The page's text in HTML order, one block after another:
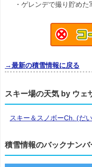
・ゲレンデで撮り貯め
→最新の積雪情報に戻る
スキー場の天気 by ウェ
スキー＆スノボーCh. (だ
積雪情報のバックナンバ